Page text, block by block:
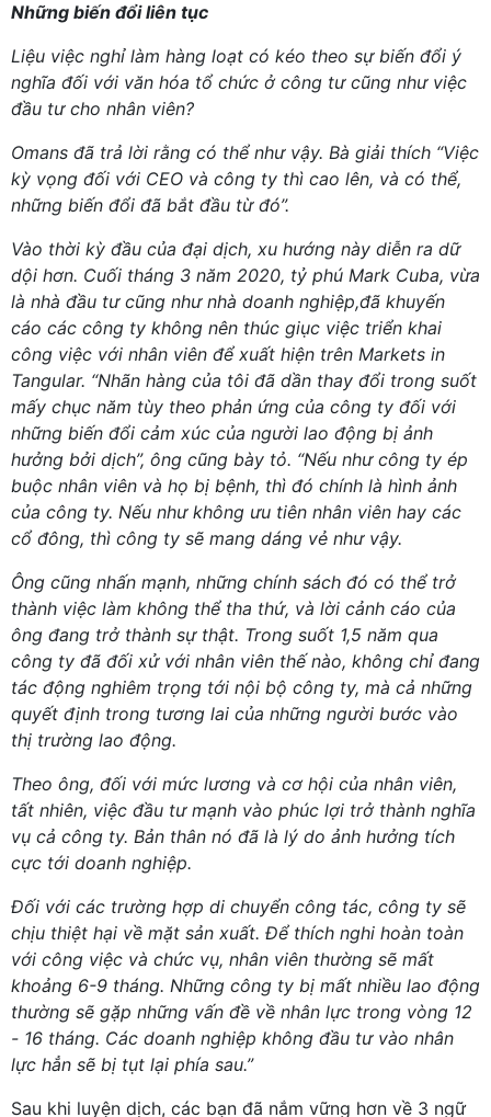
Những biến đổi liên tục
Liệu việc nghỉ làm hàng loạt có kéo theo sự biến đổi ý
nghĩa đối với văn hóa tổ chức ở công tư cũng như việc
đầu tư cho nhân viên?
Omans đã trả lời rằng có thể như vậy. Bà giải thích “Việc
kỳ vọng đối với CEO và công ty thì cao lên, và có thể,
những biến đổi đã bắt đầu từ đó”.
Vào thời kỳ đầu của đại dịch, xu hướng này diễn ra dữ
dội hơn. Cuối tháng 3 năm 2020, tỷ phú Mark Cuba, vừa
là nhà đầu tư cũng như nhà doanh nghiệp,đã khuyến
cáo các công ty không nên thúc giục việc triển khai
công việc với nhân viên để xuất hiện trên Markets in
Tangular. “Nhãn hàng của tôi đã dần thay đổi trong suốt
mấy chục năm tùy theo phản ứng của công ty đối với
những biến đổi cảm xúc của người lao động bị ảnh
hưởng bởi dịch”, ông cũng bày tỏ. “Nếu như công ty ép
buộc nhân viên và họ bị bệnh, thì đó chính là hình ảnh
của công ty. Nếu như không ưu tiên nhân viên hay các
cổ đông, thì công ty sẽ mang dáng vẻ như vậy.
Ông cũng nhấn mạnh, những chính sách đó có thể trở
thành việc làm không thể tha thứ, và lời cảnh cáo của
ông đang trở thành sự thật. Trong suốt 1,5 năm qua
công ty đã đối xử với nhân viên thế nào, không chỉ đang
tác động nghiêm trọng tới nội bộ công ty, mà cả những
quyết định trong tương lai của những người bước vào
thị trường lao động.
Theo ông, đối với mức lương và cơ hội của nhân viên,
tất nhiên, việc đầu tư mạnh vào phúc lợi trở thành nghĩa
vụ cả công ty. Bản thân nó đã là lý do ảnh hưởng tích
cực tới doanh nghiệp.
Đối với các trường hợp di chuyển công tác, công ty sẽ
chịu thiệt hại về mặt sản xuất. Để thích nghi hoàn toàn
với công việc và chức vụ, nhân viên thường sẽ mất
khoảng 6-9 tháng. Những công ty bị mất nhiều lao động
thường sẽ gặp những vấn đề về nhân lực trong vòng 12
- 16 tháng. Các doanh nghiệp không đầu tư vào nhân
lực hẳn sẽ bị tụt lại phía sau.”
Sau khi luyện dịch, các bạn đã nắm vững hơn về 3 ngữ